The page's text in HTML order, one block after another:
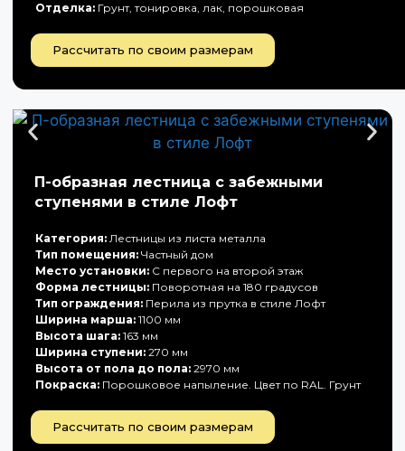
Отделка: Грунт, тонировка, лак, порошковая
Рассчитать по своим размерам
П-образная лестница с забежными
ступенями в стиле Лофт
Категория: Лестницы из листа металла
Тип помещения: Частный дом
Место установки: С первого на второй этаж
Форма лестницы: Поворотная на 180 градусов
Тип ограждения: Перила из прутка в стиле Лофт
Ширина марша: 1100 мм
Высота шага: 163 мм
Ширина ступени: 270 мм
Высота от пола до пола: 2970 мм
Покраска: Порошковое напыление. Цвет по RAL. Грунт
Рассчитать по своим размерам